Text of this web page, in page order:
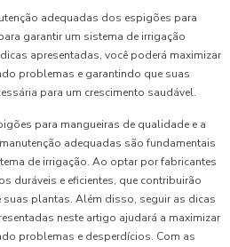
adequadas dos espigões para
garantir um sistema de irrigação
apresentadas, você poderá maximizar
problemas e garantindo que suas
para um crescimento saudável.
para mangueiras de qualidade e a
adequadas são fundamentais
de irrigação. Ao optar por fabricantes
duráveis e eficientes, que contribuirão
suas plantas. Além disso, seguir as dicas
neste artigo ajudará a maximizar
problemas e desperdícios. Com as